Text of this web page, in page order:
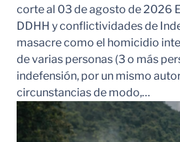
corte al 03 de agosto de 2026
DDHH y conflictividades de
masacre como el homicidio
de varias personas (3 o más
indefensión, por un mismo
circunstancias de modo,…